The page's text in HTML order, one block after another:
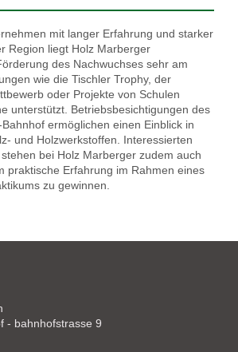
mit langer Erfahrung und starker
Region liegt Holz Marberger
des Nachwuchses sehr am
wie die Tischler Trophy, der
oder Projekte von Schulen
unterstützt. Betriebsbesichtigungen des
ermöglichen einen Einblick in
und Holzwerkstoffen. Interessierten
bei Holz Marberger zudem auch
praktische Erfahrung im Rahmen eines
zu gewinnen.
- bahnhofstrasse 9